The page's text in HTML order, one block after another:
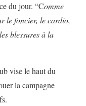
du jour. “Comme
le foncier, le cardio,
blessures à la
vise le haut du
la campagne